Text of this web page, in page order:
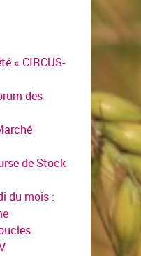
« CIRCUS-
des
de Stock
du mois :